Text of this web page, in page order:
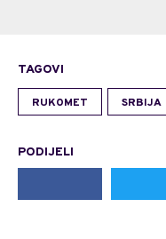
TAGOVI
RUKOMET SRBIJA
PODIJELI